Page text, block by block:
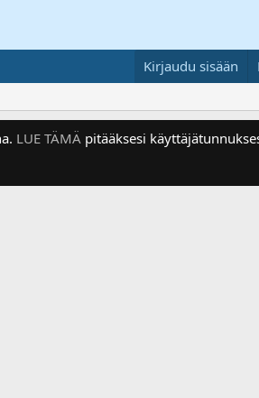
Kirjaudu sisään
LUE TÄMÄ pitääksesi